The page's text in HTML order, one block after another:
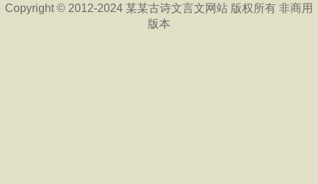
Copyright © 2012-2024 某某古诗文言文网站 版权所有 非商用
版本